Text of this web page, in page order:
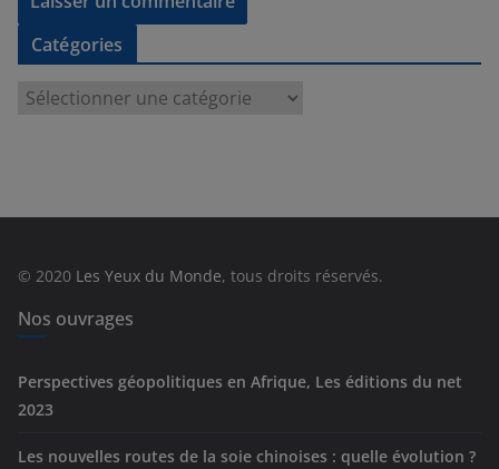
Catégories
e
s
© 2020 Les Yeux du Monde, tous droits réservés.
Nos ouvrages
Perspectives géopolitiques en Afrique, Les éditions du net
2023
Les nouvelles routes de la soie chinoises : quelle évolution ?